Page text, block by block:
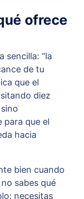
ofrece
sencilla: “la
de tu
que el
diez
para que el
hacia
bien cuando
sabes qué
necesitas